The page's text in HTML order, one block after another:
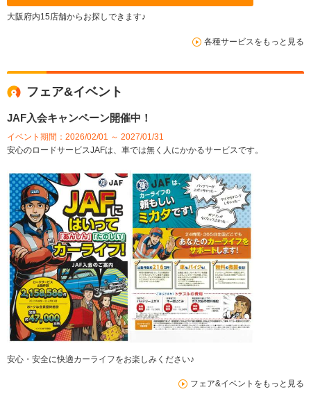
大阪府内15店舗からお探しできます♪
各種サービスをもっと見る
フェア&イベント
JAF入会キャンペーン開催中！
イベント期間：2026/02/01 ～ 2027/01/31
安心のロードサービスJAFは、車では無く人にかかるサービスです。
安心・安全に快適カーライフをお楽しみください♪
フェア&イベントをもっと見る